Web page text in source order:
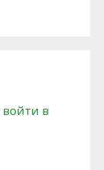
войти в